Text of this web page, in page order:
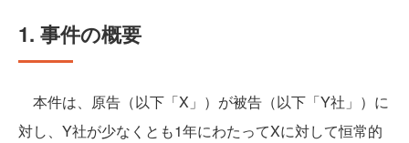
1. 事件の概要
本件は、原告（以下「X」）が被告（以下「Y社」）に
対し、Y社が少なくとも1年にわたってXに対して恒常的